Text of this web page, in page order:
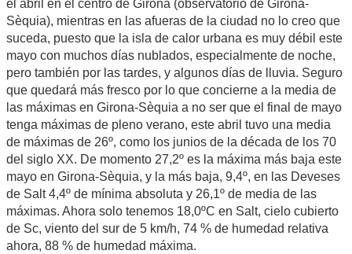
el abril en el centro de Girona (observatorio de Girona-
Sèquia), mientras en las afueras de la ciudad no lo creo que
suceda, puesto que la isla de calor urbana es muy débil este
mayo con muchos días nublados, especialmente de noche,
pero también por las tardes, y algunos días de lluvia. Seguro
que quedará más fresco por lo que concierne a la media de
las máximas en Girona-Sèquia a no ser que el final de mayo
tenga máximas de pleno verano, este abril tuvo una media
de máximas de 26º, como los junios de la década de los 70
del siglo XX. De momento 27,2º es la máxima más baja este
mayo en Girona-Sèquia, y la más baja, 9,4º, en las Deveses
de Salt 4,4º de mínima absoluta y 26,1º de media de las
máximas. Ahora solo tenemos 18,0ºC en Salt, cielo cubierto
de Sc, viento del sur de 5 km/h, 74 % de humedad relativa
ahora, 88 % de humedad máxima.